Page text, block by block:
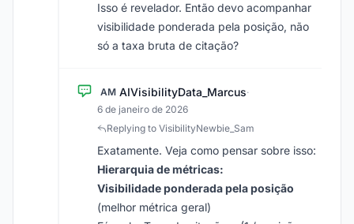
Isso é revelador. Então devo acompanhar
visibilidade ponderada pela posição, não
só a taxa bruta de citação?
AM AIVisibilityData_Marcus·
6 de janeiro de 2026
Replying to VisibilityNewbie_Sam
Exatamente. Veja como pensar sobre isso:
Hierarquia de métricas:
Visibilidade ponderada pela posição
(melhor métrica geral)